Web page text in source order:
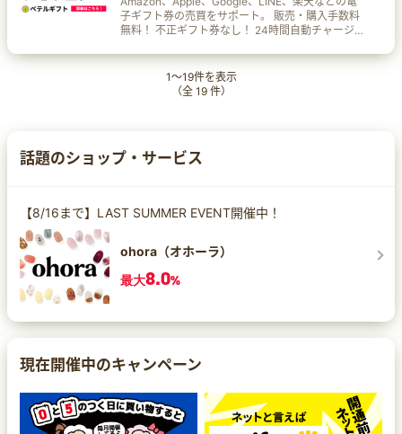
子ギフト券の売買をサポート。 販売・購入手数料
無料！ 不正ギフト券なし！ 24時間自動チャージ
1～19件を表示
（全 19件）
話題のショップ・サービス
【8/16まで】LAST SUMMER EVENT開催中！
ohora（オホーラ）
最大8.0%
現在開催中のキャンペーン